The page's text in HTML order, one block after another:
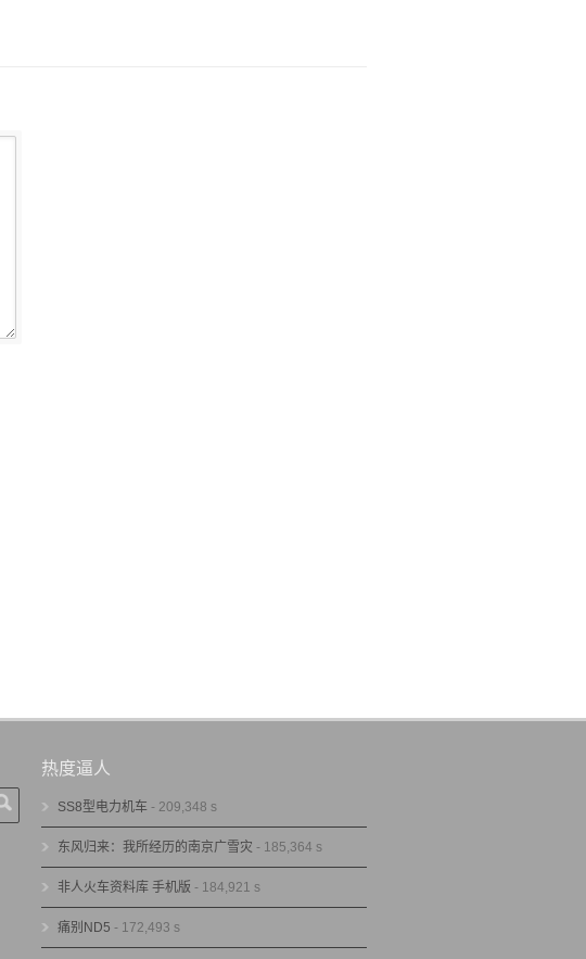
热度逼人
SS8型电力机车 - 209,348 s
东风归来：我所经历的南京广雪灾 - 185,364 s
非人火车资料库 手机版 - 184,921 s
痛别ND5 - 172,493 s